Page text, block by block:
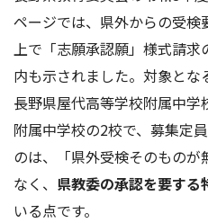
ページでは、県外からの受
上で「志願承認願」様式請
内も示されました。対象と
長野県屋代高等学校附属中
附属中学校の2校で、募集定
のは、「県外受検そのもの
なく、 県教委の承認を要する
いる点です。